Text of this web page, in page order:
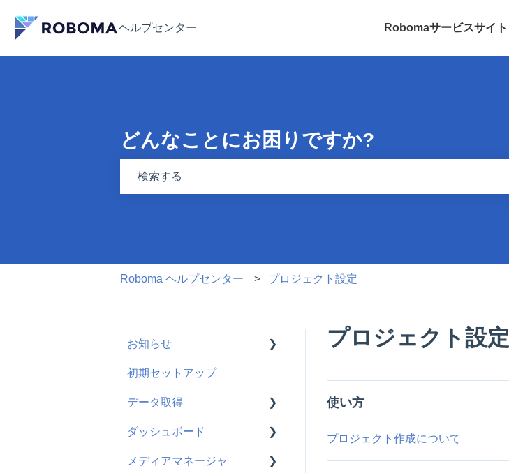
Robomaサービスサイト
Roboma ヘルプセンター プロジェクト設定
プロジェクト設定
使い方
プロジェクト作成について
お知らせ
新機能
機能改善
仕様変更
初期セットアップ
データ取得
メディア共通
Google広告
ダッシュボード
使い方
メディアマネージャ